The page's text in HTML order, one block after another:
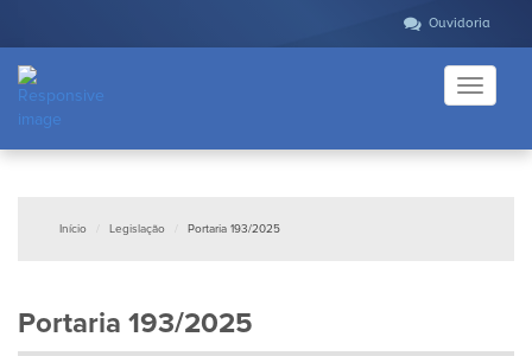
Ouvidoria
Toggle
Início Legislação Portaria 193/2025
Portaria 193/2025